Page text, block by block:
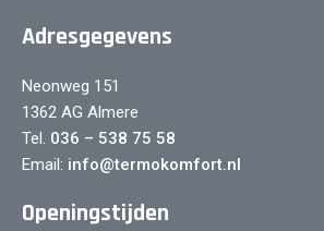
Adresgegevens
Neonweg 151
1362 AG Almere
Tel. 036 – 538 75 58
Email: info@termokomfort.nl
Openingstijden